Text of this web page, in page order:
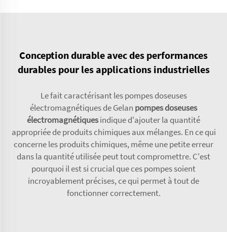
Conception durable avec des performances
durables pour les applications industrielles
Le fait caractérisant les pompes doseuses
électromagnétiques de Gelan pompes doseuses
électromagnétiquesindique d'ajouter la quantité
appropriée de produits chimiques aux mélanges. En ce qui
concerne les produits chimiques, même une petite erreur
dans la quantité utilisée peut tout compromettre. C'est
pourquoi il est si crucial que ces pompes soient
incroyablement précises, ce qui permet à tout de
fonctionner correctement.